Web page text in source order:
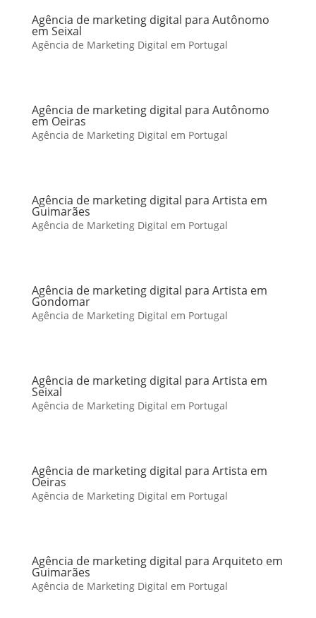
Agência de marketing digital para Autônomo
em Seixal
Agência de Marketing Digital em Portugal
Agência de marketing digital para Autônomo
em Oeiras
Agência de Marketing Digital em Portugal
Agência de marketing digital para Artista em
Guimarães
Agência de Marketing Digital em Portugal
Agência de marketing digital para Artista em
Gondomar
Agência de Marketing Digital em Portugal
Agência de marketing digital para Artista em
Seixal
Agência de Marketing Digital em Portugal
Agência de marketing digital para Artista em
Oeiras
Agência de Marketing Digital em Portugal
Agência de marketing digital para Arquiteto em
Guimarães
Agência de Marketing Digital em Portugal